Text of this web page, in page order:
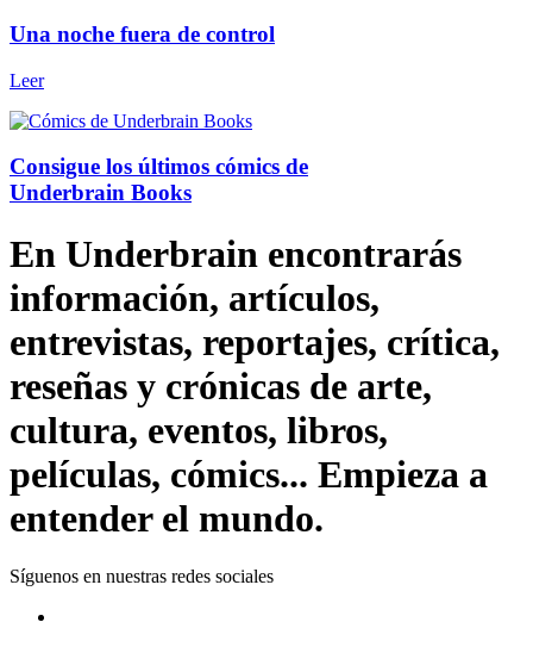
Una noche fuera de control
Leer
Consigue los últimos cómics de
Underbrain Books
En Underbrain encontrarás
información, artículos,
entrevistas, reportajes, crítica,
reseñas y crónicas de arte,
cultura, eventos, libros,
películas, cómics... Empieza a
entender el mundo.
Síguenos en nuestras redes sociales